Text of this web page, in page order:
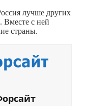
лучше других
Вместе с ней
страны.